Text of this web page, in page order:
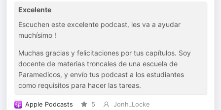
Excelente
Escuchen este excelente podcast, les va a ayudar
muchísimo !
Muchas gracias y felicitaciones por tus capítulos. Soy
docente de materias troncales de una escuela de
Paramedicos, y envío tus podcast a los estudiantes
como requisitos para hacer las tareas.
Apple Podcasts 5
Jonh_Locke